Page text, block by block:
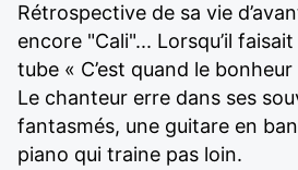
Rétrospective de sa vie
encore "Cali"... Lorsqu’il
tube « C’est quand le bonheur
Le chanteur erre dans ses
fantasmés, une guitare en
piano qui traine pas loin.